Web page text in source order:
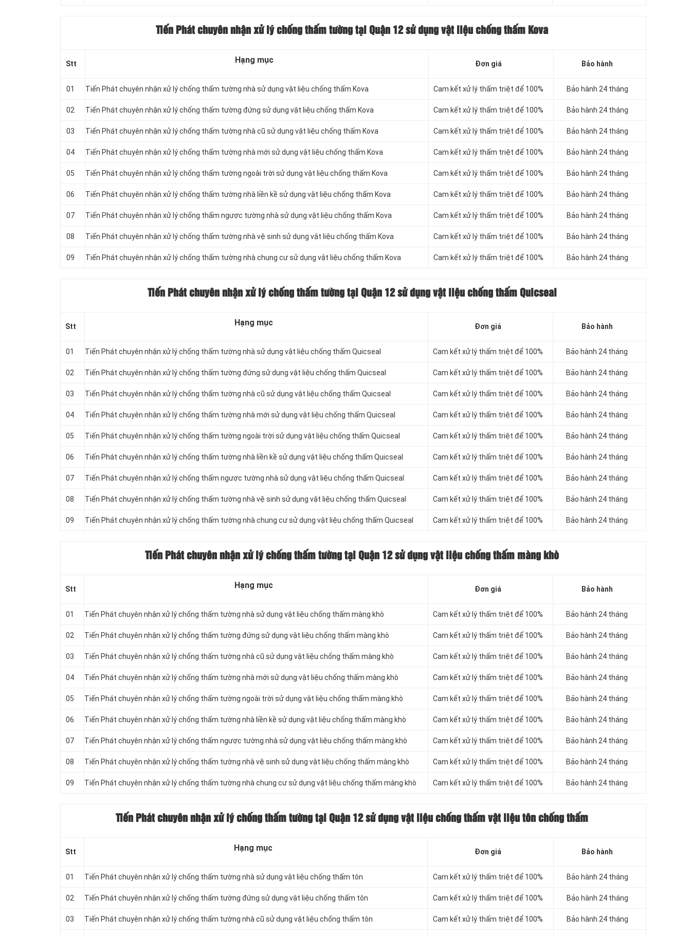
Tiến Phát chuyên nhận xử lý chống thấm tường tại Quận 12 sử dụng vật liệu chống thấm Kova
Stt Hạng mục Đơn giá Bảo hành
01 Tiến Phát chuyên nhận xử lý chống thấm tường nhà sử dụng vật liệu chống thấm Kova Cam kết xử lý thấm triệt để 100% Bảo hành 24 tháng
02 Tiến Phát chuyên nhận xử lý chống thấm tường đứng sử dụng vật liệu chống thấm Kova Cam kết xử lý thấm triệt để 100% Bảo hành 24 tháng
03 Tiến Phát chuyên nhận xử lý chống thấm tường nhà cũ sử dụng vật liệu chống thấm Kova Cam kết xử lý thấm triệt để 100% Bảo hành 24 tháng
04 Tiến Phát chuyên nhận xử lý chống thấm tường nhà mới sử dụng vật liệu chống thấm Kova Cam kết xử lý thấm triệt để 100% Bảo hành 24 tháng
05 Tiến Phát chuyên nhận xử lý chống thấm tường ngoài trời sử dụng vật liệu chống thấm Kova Cam kết xử lý thấm triệt để 100% Bảo hành 24 tháng
06 Tiến Phát chuyên nhận xử lý chống thấm tường nhà liền kề sử dụng vật liệu chống thấm Kova Cam kết xử lý thấm triệt để 100% Bảo hành 24 tháng
07 Tiến Phát chuyên nhận xử lý chống thấm ngược tường nhà sử dụng vật liệu chống thấm Kova Cam kết xử lý thấm triệt để 100% Bảo hành 24 tháng
08 Tiến Phát chuyên nhận xử lý chống thấm tường nhà vệ sinh sử dụng vật liệu chống thấm Kova Cam kết xử lý thấm triệt để 100% Bảo hành 24 tháng
09 Tiến Phát chuyên nhận xử lý chống thấm tường nhà chung cư sử dụng vật liệu chống thấm Kova Cam kết xử lý thấm triệt để 100% Bảo hành 24 tháng
Tiến Phát chuyên nhận xử lý chống thấmtường tại Quận 12 sử dụng vật liệu chống thấm Quicseal
Stt Hạng mục Đơn giá Bảo hành
01 Tiến Phát chuyên nhận xử lý chống thấm tường nhà sử dụng vật liệu chống thấm Quicseal Cam kết xử lý thấm triệt để 100% Bảo hành 24 tháng
02 Tiến Phát chuyên nhận xử lý chống thấm tường đứng sử dụng vật liệu chống thấm Quicseal Cam kết xử lý thấm triệt để 100% Bảo hành 24 tháng
03 Tiến Phát chuyên nhận xử lý chống thấm tường nhà cũ sử dụng vật liệu chống thấm Quicseal Cam kết xử lý thấm triệt để 100% Bảo hành 24 tháng
04 Tiến Phát chuyên nhận xử lý chống thấm tường nhà mới sử dụng vật liệu chống thấm Quicseal Cam kết xử lý thấm triệt để 100% Bảo hành 24 tháng
05 Tiến Phát chuyên nhận xử lý chống thấm tường ngoài trời sử dụng vật liệu chống thấm Quicseal Cam kết xử lý thấm triệt để 100% Bảo hành 24 tháng
06 Tiến Phát chuyên nhận xử lý chống thấm tường nhà liền kề sử dụng vật liệu chống thấm Quicseal Cam kết xử lý thấm triệt để 100% Bảo hành 24 tháng
07 Tiến Phát chuyên nhận xử lý chống thấm ngược tường nhà sử dụng vật liệu chống thấm Quicseal Cam kết xử lý thấm triệt để 100% Bảo hành 24 tháng
08 Tiến Phát chuyên nhận xử lý chống thấm tường nhà vệ sinh sử dụng vật liệu chống thấm Quicseal Cam kết xử lý thấm triệt để 100% Bảo hành 24 tháng
09 Tiến Phát chuyên nhận xử lý chống thấm tường nhà chung cư sử dụng vật liệu chống thấm Quicseal Cam kết xử lý thấm triệt để 100% Bảo hành 24 tháng
Tiến Phát chuyên nhận xử lý chống thấm tường tại Quận 12 sử dụng vật liệu chống thấm màng khò
Stt Hạng mục Đơn giá Bảo hành
01 Tiến Phát chuyên nhận xử lý chống thấm tường nhà sử dụng vật liệu chống thấm màng khò Cam kết xử lý thấm triệt để 100% Bảo hành 24 tháng
02 Tiến Phát chuyên nhận xử lý chống thấm tường đứng sử dụng vật liệu chống thấm màng khò Cam kết xử lý thấm triệt để 100% Bảo hành 24 tháng
03 Tiến Phát chuyên nhận xử lý chống thấm tường nhà cũ sử dụng vật liệu chống thấm màng khò Cam kết xử lý thấm triệt để 100% Bảo hành 24 tháng
04 Tiến Phát chuyên nhận xử lý chống thấm tường nhà mới sử dụng vật liệu chống thấm màng khò Cam kết xử lý thấm triệt để 100% Bảo hành 24 tháng
05 Tiến Phát chuyên nhận xử lý chống thấm tường ngoài trời sử dụng vật liệu chống thấm màng khò Cam kết xử lý thấm triệt để 100% Bảo hành 24 tháng
06 Tiến Phát chuyên nhận xử lý chống thấm tường nhà liền kề sử dụng vật liệu chống thấm màng khò Cam kết xử lý thấm triệt để 100% Bảo hành 24 tháng
07 Tiến Phát chuyên nhận xử lý chống thấm ngược tường nhà sử dụng vật liệu chống thấm màng khò Cam kết xử lý thấm triệt để 100% Bảo hành 24 tháng
08 Tiến Phát chuyên nhận xử lý chống thấm tường nhà vệ sinh sử dụng vật liệu chống thấm màng khò Cam kết xử lý thấm triệt để 100% Bảo hành 24 tháng
09 Tiến Phát chuyên nhận xử lý chống thấm tường nhà chung cư sử dụng vật liệu chống thấm màng khò Cam kết xử lý thấm triệt để 100% Bảo hành 24 tháng
Tiến Phát chuyên nhận xử lý chống thấm tường tại Quận 12 sử dụng vật liệu chống thấm vật liệu tôn chống thấm
Stt Hạng mục Đơn giá Bảo hành
01 Tiến Phát chuyên nhận xử lý chống thấm tường nhà sử dụng vật liệu chống thấm tôn Cam kết xử lý thấm triệt để 100% Bảo hành 24 tháng
02 Tiến Phát chuyên nhận xử lý chống thấm tường đứng sử dụng vật liệu chống thấm tôn Cam kết xử lý thấm triệt để 100% Bảo hành 24 tháng
03 Tiến Phát chuyên nhận xử lý chống thấm tường nhà cũ sử dụng vật liệu chống thấm tôn Cam kết xử lý thấm triệt để 100% Bảo hành 24 tháng